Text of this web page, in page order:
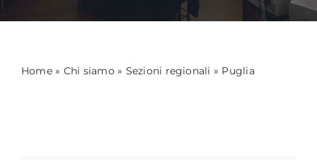
Home» Chi siamo» Sezioni regionali » Puglia